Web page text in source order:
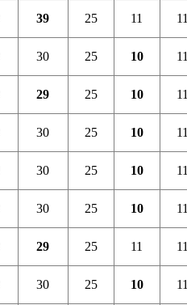
39 25 11
30 25 10
29 25 10
30 25 10
30 25 10
30 25 10
29 25 11
30 25 10